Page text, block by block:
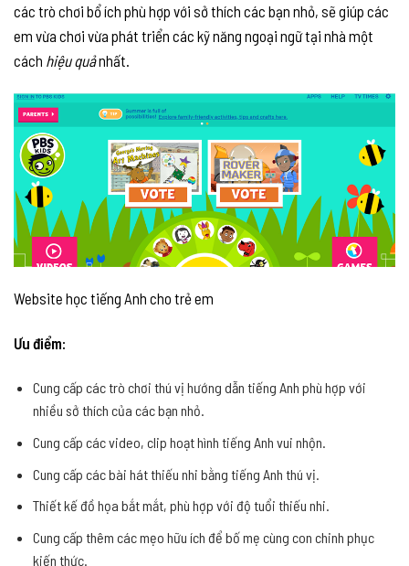
các trò chơi bổ ích phù hợp với sở thích các bạn nhỏ, sẽ giúp các
em vừa chơi vừa phát triển các kỹ năng ngoại ngữ tại nhà một
cách hiệu quảnhất.
Website học tiếng Anh cho trẻ em
Ưu điểm:
Cung cấp các trò chơi thú vị hướng dẫn tiếng Anh phù hợp với
nhiều sở thích của các bạn nhỏ.
Cung cấp các video, clip hoạt hình tiếng Anh vui nhộn.
Cung cấp các bài hát thiếu nhi bằng tiếng Anh thú vị.
Thiết kế đồ họa bắt mắt, phù hợp với độ tuổi thiếu nhi.
Cung cấp thêm các mẹo hữu ích để bố mẹ cùng con chinh phục
kiến thức.